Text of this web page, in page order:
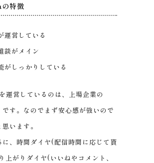
特徴
営している
談がメイン
しっかりしている
運営しているのは、上場企業の
です。なのでまず安心感が強いので
います。
に、時間ダイヤ(配信時間に応じて貰
上がりダイヤ(いいねやコメント、